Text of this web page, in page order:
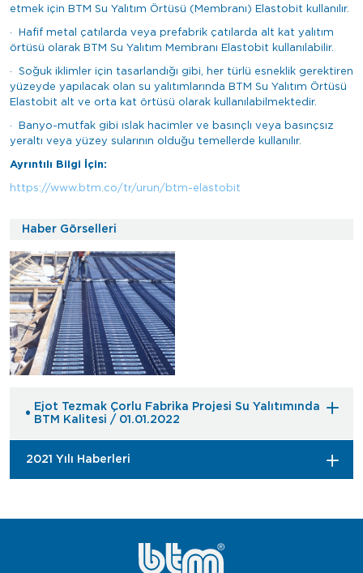
etmek için BTM Su Yalıtım Örtüsü (Membranı) Elastobit kullanılır.
· Hafif metal çatılarda veya prefabrik çatılarda alt kat yalıtım
örtüsü olarak BTM Su Yalıtım Membranı Elastobit kullanılabilir.
· Soğuk iklimler için tasarlandığı gibi, her türlü esneklik gerektiren
yüzeyde yapılacak olan su yalıtımlarında BTM Su Yalıtım Örtüsü
Elastobit alt ve orta kat örtüsü olarak kullanılabilmektedir.
· Banyo-mutfak gibi ıslak hacimler ve basınçlı veya basınçsız
yeraltı veya yüzey sularının olduğu temellerde kullanılır.
Ayrıntılı Bilgi İçin:
https://www.btm.co/tr/urun/btm-elastobit
Haber Görselleri
Ejot Tezmak Çorlu Fabrika Projesi Su Yalıtımında
BTM Kalitesi / 01.01.2022
2021 Yılı Haberleri